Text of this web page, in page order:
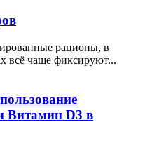
рационы, в
всё чаще фиксируют...
D3 в